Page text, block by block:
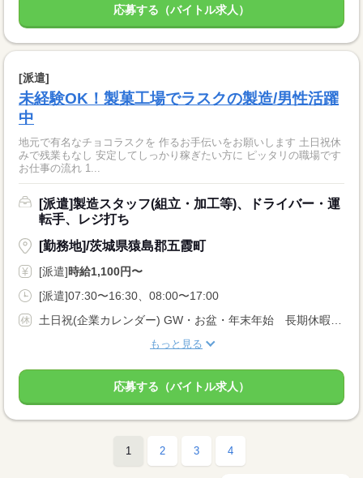
応募する（バイトル求人）
[派遣]
未経験OK！製菓工場でラスクの製造/男性活躍
中
地元で有名なチョコラスクを 作るお手伝いをお願いします 土日祝休
みで残業もなし 安定してしっかり稼ぎたい方に ピッタリの職場です
お仕事の流れ 1...
[派遣]製造スタッフ(組立・加工等)、ドライバー・運
転手、レジ打ち
[勤務地]/茨城県猿島郡五霞町
[派遣]時給1,100円〜
[派遣]07:30〜16:30、08:00〜17:00
もっと見る
応募する（バイトル求人）
1 2 3 4